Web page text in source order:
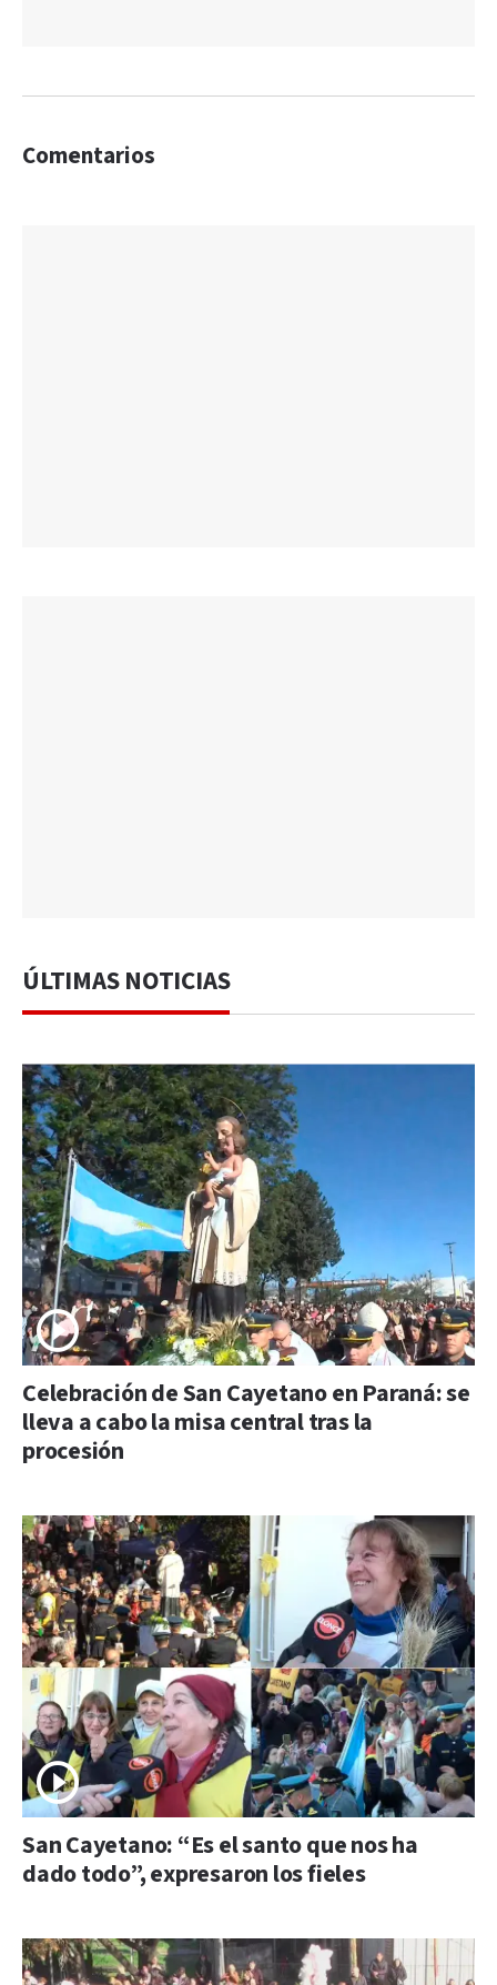
Comentarios
ÚLTIMAS NOTICIAS
Celebración de San Cayetano en Paraná: se
lleva a cabo la misa central tras la
procesión
San Cayetano: “Es el santo que nos ha
dado todo”, expresaron los fieles